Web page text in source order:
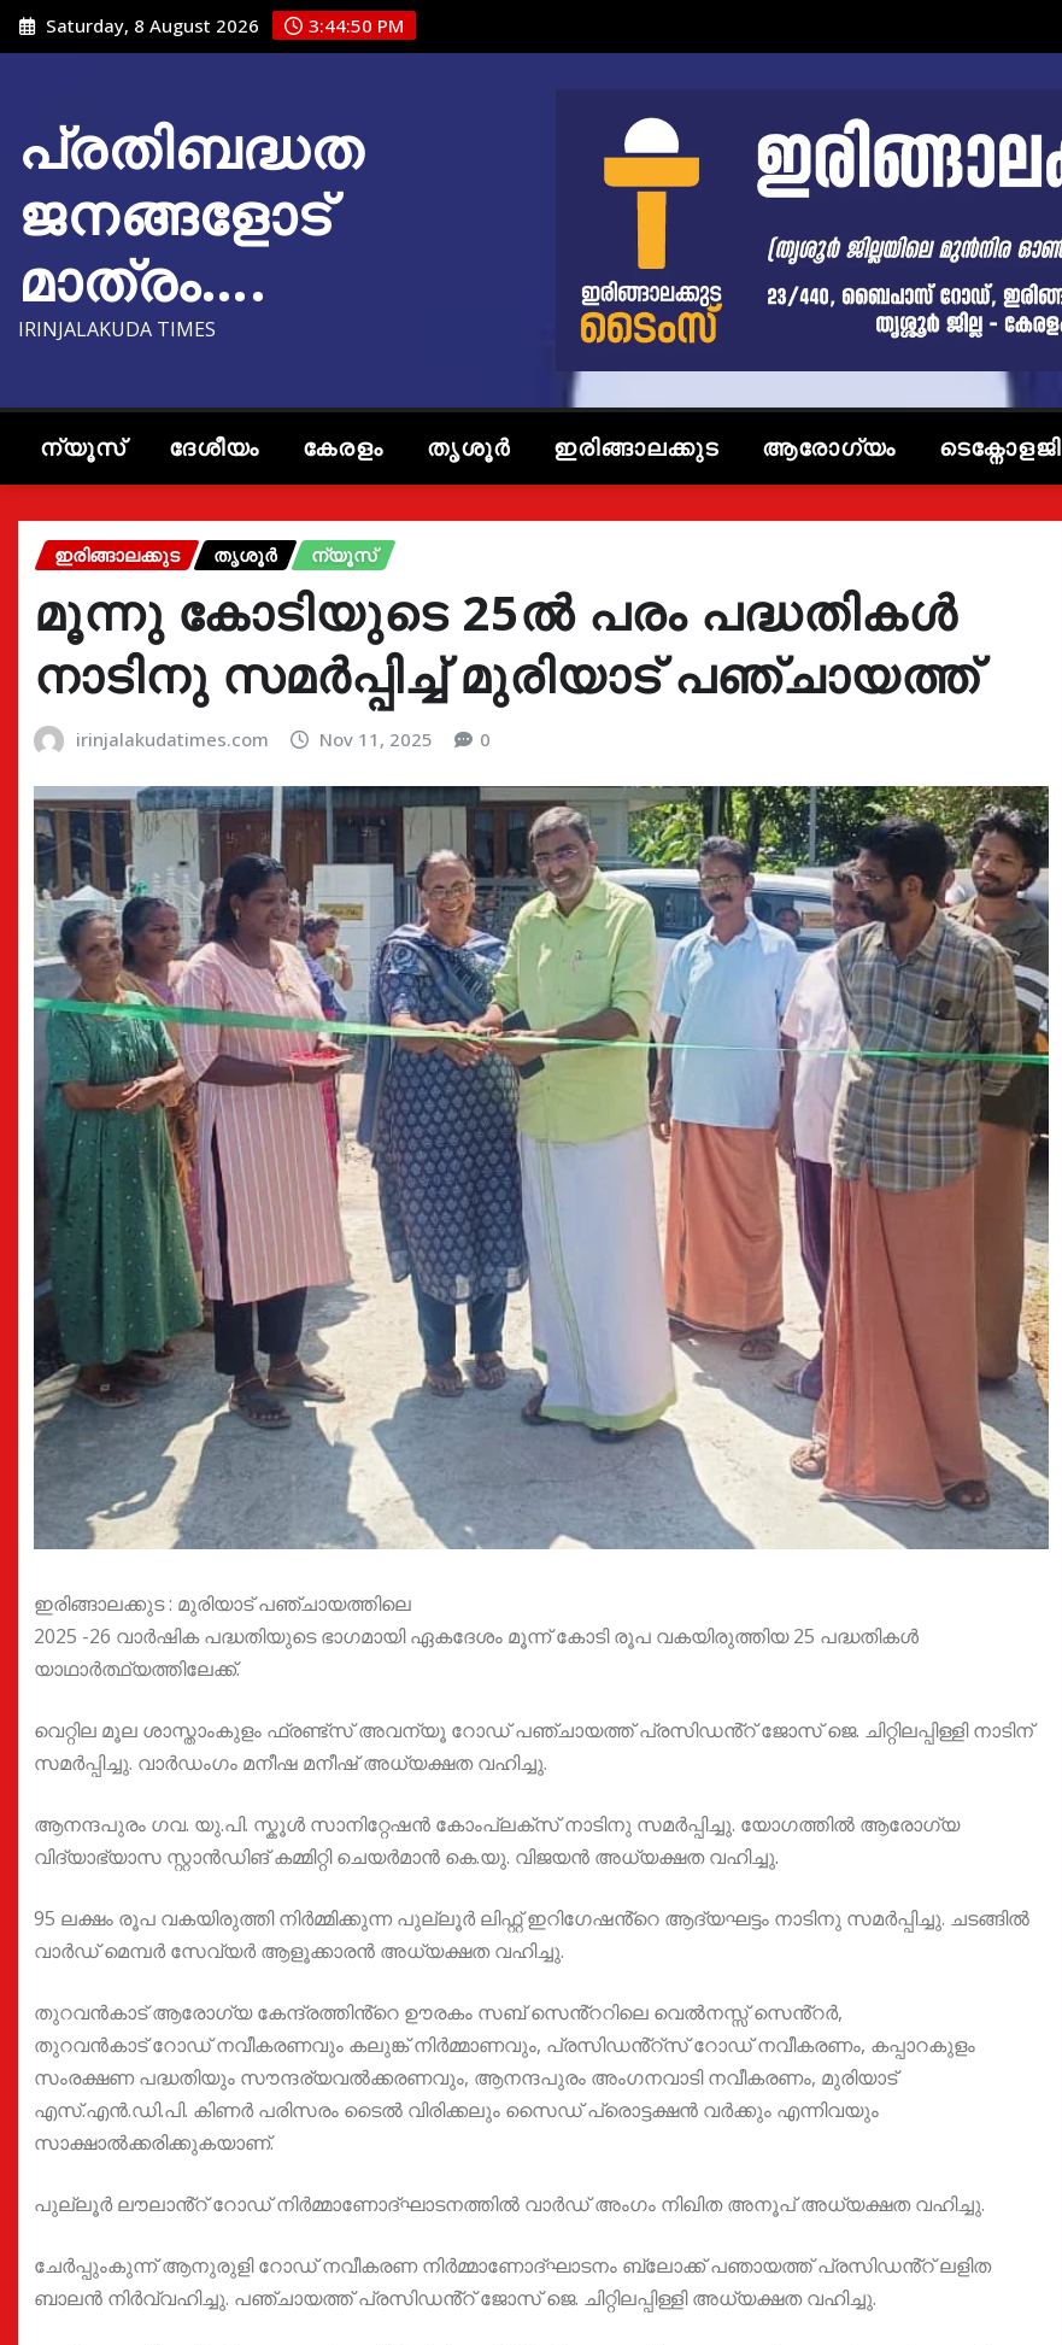
Skip
to
Saturday, 8 August 2026 3:44:51 PM
പ്രതിബദ്ധത
ജനങ്ങളോട്
മാത്രം….
IRINJALAKUDA TIMES
ന്യൂസ് ദേശീയം കേരളം തൃശൂർ ഇരിങ്ങാലക്കുട ആരോഗ്യം ടെക്നോളജി
ഇരിങ്ങാലക്കുട തൃശൂർ ന്യൂസ്
മൂന്നു കോടിയുടെ 25ൽ പരം പദ്ധതികൾ
നാടിനു സമർപ്പിച്ച് മുരിയാട് പഞ്ചായത്ത്
irinjalakudatimes.com Nov 11, 2025 0
ഇരിങ്ങാലക്കുട : മുരിയാട് പഞ്ചായത്തിലെ
2025 -26 വാർഷിക പദ്ധതിയുടെ ഭാഗമായി ഏകദേശം മൂന്ന് കോടി രൂപ വകയിരുത്തിയ 25 പദ്ധതികൾ
യാഥാർത്ഥ്യത്തിലേക്ക്.
വെറ്റില മൂല ശാസ്താംകുളം ഫ്രണ്ട്സ് അവന്യൂ റോഡ് പഞ്ചായത്ത് പ്രസിഡൻ്റ് ജോസ് ജെ. ചിറ്റിലപ്പിള്ളി നാടിന്
സമർപ്പിച്ചു. വാർഡംഗം മനീഷ മനീഷ് അധ്യക്ഷത വഹിച്ചു.
ആനന്ദപുരം ഗവ. യു.പി. സ്കൂൾ സാനിറ്റേഷൻ കോംപ്ലക്സ് നാടിനു സമർപ്പിച്ചു. യോഗത്തിൽ ആരോഗ്യ
വിദ്യാഭ്യാസ സ്റ്റാൻഡിങ് കമ്മിറ്റി ചെയർമാൻ കെ.യു. വിജയൻ അധ്യക്ഷത വഹിച്ചു.
95 ലക്ഷം രൂപ വകയിരുത്തി നിർമ്മിക്കുന്ന പുല്ലൂർ ലിഫ്റ്റ് ഇറിഗേഷൻ്റെ ആദ്യഘട്ടം നാടിനു സമർപ്പിച്ചു. ചടങ്ങിൽ
വാർഡ് മെമ്പർ സേവ്യർ ആളൂക്കാരൻ അധ്യക്ഷത വഹിച്ചു.
തുറവൻകാട് ആരോഗ്യ കേന്ദ്രത്തിൻ്റെ ഊരകം സബ് സെൻ്ററിലെ വെൽനസ്സ് സെൻ്റർ,
തുറവൻകാട് റോഡ് നവീകരണവും കലുങ്ക് നിർമ്മാണവും, പ്രസിഡൻ്റ്സ് റോഡ് നവീകരണം, കപ്പാറകുളം
സംരക്ഷണ പദ്ധതിയും സൗന്ദര്യവൽക്കരണവും, ആനന്ദപുരം അംഗനവാടി നവീകരണം, മുരിയാട്
എസ്.എൻ.ഡി.പി. കിണർ പരിസരം ടൈൽ വിരിക്കലും സൈഡ് പ്രൊട്ടക്ഷൻ വർക്കും എന്നിവയും
സാക്ഷാൽക്കരിക്കുകയാണ്.
പുല്ലൂർ ലൗലാൻ്റ് റോഡ് നിർമ്മാണോദ്ഘാടനത്തിൽ വാർഡ് അംഗം നിഖിത അനൂപ് അധ്യക്ഷത വഹിച്ചു.
ചേർപ്പുംകുന്ന് ആനുരുളി റോഡ് നവീകരണ നിർമ്മാണോദ്ഘാടനം ബ്ലോക്ക് പഞായത്ത് പ്രസിഡൻ്റ് ലളിത
ബാലൻ നിർവ്വഹിച്ചു. പഞ്ചായത്ത് പ്രസിഡൻ്റ് ജോസ് ജെ. ചിറ്റിലപ്പിള്ളി അധ്യക്ഷത വഹിച്ചു.